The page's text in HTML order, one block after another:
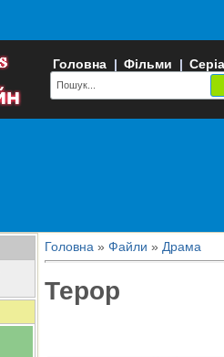
Головна | Фільми |
Головна » Файли » Драма
Терор